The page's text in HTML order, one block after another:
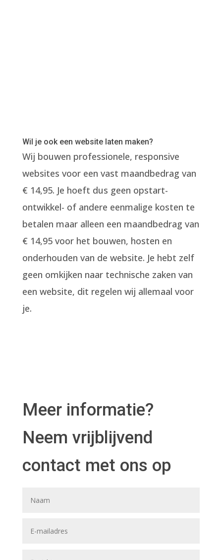
Wil je ook een website laten maken?
Wij bouwen professionele, responsive
websites voor een vast maandbedrag van
€ 14,95. Je hoeft dus geen opstart-
ontwikkel- of andere eenmalige kosten te
betalen maar alleen een maandbedrag van
€ 14,95 voor het bouwen, hosten en
onderhouden van de website. Je hebt zelf
geen omkijken naar technische zaken van
een website, dit regelen wij allemaal voor
je.
Meer informatie?
Neem vrijblijvend
contact met ons op